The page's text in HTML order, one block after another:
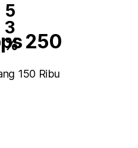
5
3
% 250
150 Ribu